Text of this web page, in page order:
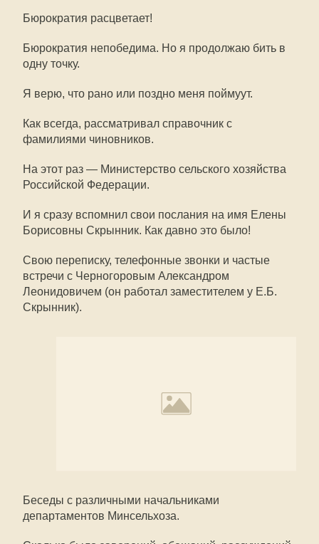
Бюрократия расцветает!
Бюрократия непобедима. Но я продолжаю бить в
одну точку.
Я верю, что рано или поздно меня поймуут.
Как всегда, рассматривал справочник с
фамилиями чиновников.
На этот раз — Министерство сельского хозяйства
Российской Федерации.
И я сразу вспомнил свои послания на имя Елены
Борисовны Скрынник. Как давно это было!
Свою переписку, телефонные звонки и частые
встречи с Черногоровым Александром
Леонидовичем (он работал заместителем у Е.Б.
Скрынник).
Беседы с различными начальниками
департаментов Минсельхоза.